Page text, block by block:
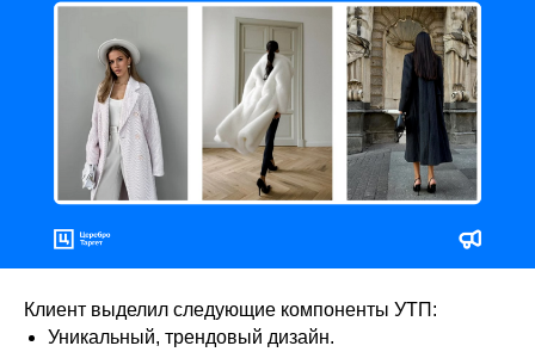
Клиент выделил следующие компоненты УТП:
Уникальный, трендовый дизайн.